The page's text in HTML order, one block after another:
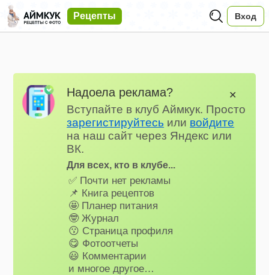
Рецепты Вход
Надоела реклама?
Вступайте в клуб Аймкук. Просто
зарегистируйтесь или войдите
на наш сайт через Яндекс или
ВК.
Для всех, кто в клубе...
✅ Почти нет рекламы
📌 Книга рецептов
🤩 Планер питания
🤓 Журнал
😗 Страница профиля
😋 Фотоотчеты
😃 Комментарии
и многое другое…
✕